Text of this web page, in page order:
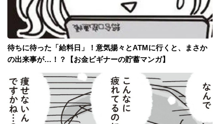
待ちに待った「給料日」！意気揚々とATMに行くと、まさか
の出来事が…！？【お金ビギナーの貯蓄マンガ】